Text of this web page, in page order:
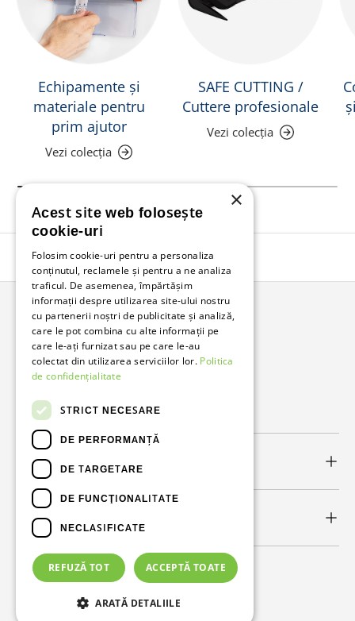
Echipamente și
materiale pentru
prim ajutor
Vezi colecția
SAFE CUTTING /
Cuttere profesionale
Vezi colecția
Înapoi în sus
Bunzl Romania
Soluții complete pentru afacerea ta.
FacebookLinkedIn
Link-uri utile
Newsletter
Metode de plată acceptate
Bunzl Romania.
×
Acest site web folosește
cookie-uri
Folosim cookie-uri pentru a personaliza
conținutul, reclamele și pentru a ne analiza
traficul. De asemenea, împărtășim
informații despre utilizarea site-ului nostru
cu partenerii noștri de publicitate și analiză,
care le pot combina cu alte informații pe
care le-ați furnizat sau pe care le-au
colectat din utilizarea serviciilor lor. Politica
de confidențialitate
STRICT NECESARE
DE PERFORMANȚĂ
DE TARGETARE
DE FUNCŢIONALITATE
NECLASIFICATE
ACCEPTĂ TOATE
REFUZĂ TOT
ARATĂ DETALIILE